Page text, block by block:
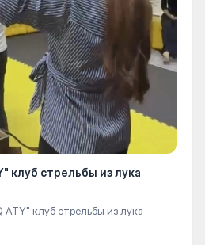
клуб стрельбы из лука
ATY" клуб стрельбы из лука